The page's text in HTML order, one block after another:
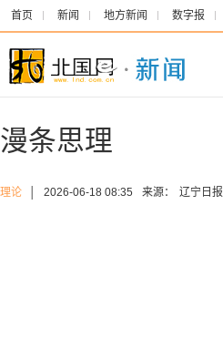
首页 新闻 地方新闻 数字报
漫条思理
理论 2026-06-18 08:35 来源： 辽宁日报